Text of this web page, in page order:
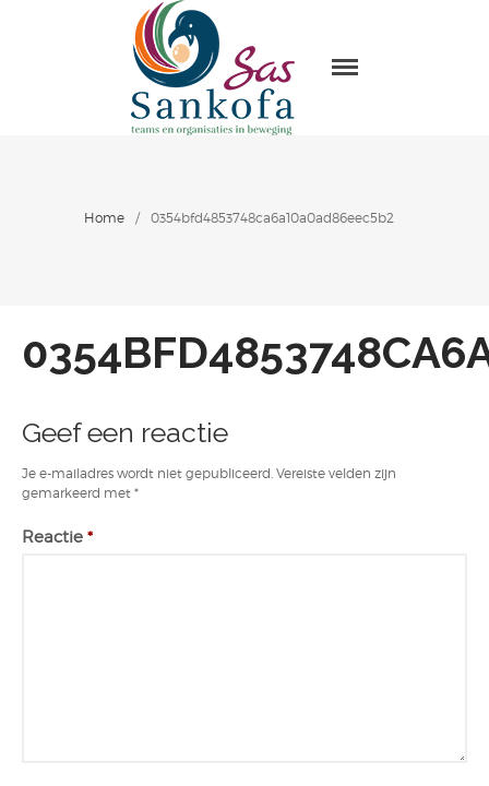
Home
Trainingen en Masterclasses
Blogs
Contact
Sas Sankofa
Home / 0354bfd4853748ca6a10a0ad86eec5b2
Geef een reactie
Je e-mailadres wordt niet gepubliceerd. Vereiste velden zijn
gemarkeerd met *
Reactie *